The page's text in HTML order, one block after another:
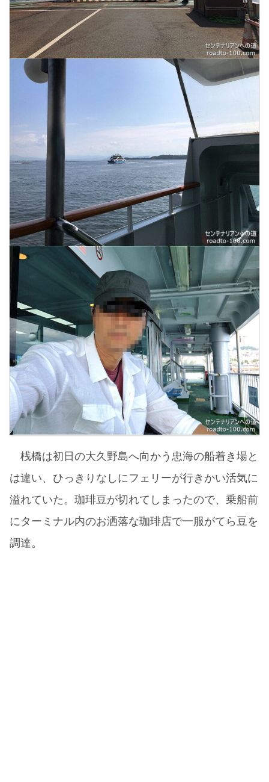
桟橋は初日の大久野島へ向かう忠海の船着き場と
は違い、ひっきりなしにフェリーが行きかい活気に
溢れていた。珈琲豆が切れてしまったので、乗船前
にターミナル内のお洒落な珈琲店で一服がてら豆を
調達。